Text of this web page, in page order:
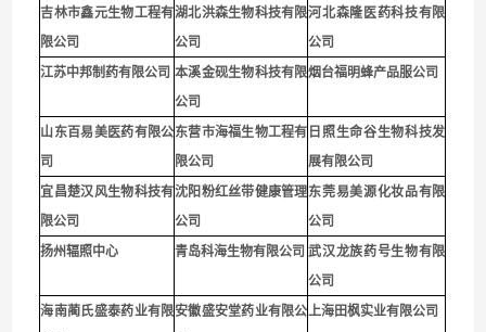
吉林市鑫元生物工程有
限公司
湖北洪森生物科技有限
公司
河北森隆医药科技有限
公司
江苏中邦制药有限公司 本溪金砚生物科技有限
公司
烟台福明蜂产品服公司
山东百易美医药有限公
司
东营市海福生物工程有
限公司
日照生命谷生物科技发
展有限公司
宜昌楚汉风生物科技有
限公司
沈阳粉红丝带健康管理
公司
东莞易美源化妆品有限
公司
扬州辐照中心
青岛科海生物有限公司 武汉龙族药号生物有限
公司
海南蔺氏盛泰药业有限安徽盛安堂药业有限公上海田枫实业有限公司